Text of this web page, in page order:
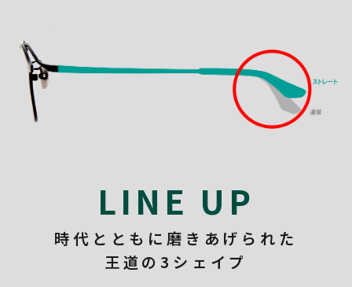
LINE UP
時代とともに磨きあげられた
王道の3シェイプ